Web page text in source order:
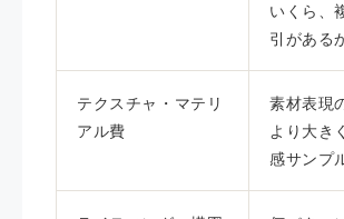
いくら、
引がある
テクスチャ・マテリ
アル費
素材表現
より大き
感サンプ